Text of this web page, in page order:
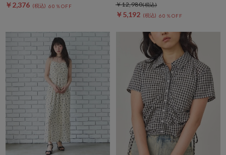
￥2,376 60％OFF
￥5,192 60％OFF
￥12,980